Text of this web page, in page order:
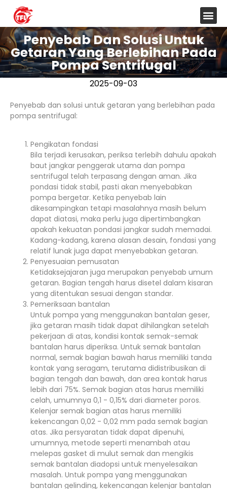
Penyebab Dan Solusi Untuk
Getaran Yang Berlebihan Pada
Pompa Sentrifugal
2025-09-03
Penyebab dan solusi untuk getaran yang berlebihan pada
pompa sentrifugal:
Pengikatan fondasi
Bila terjadi kerusakan, periksa terlebih dahulu apakah
baut jangkar penggerak utama dan pompa
sentrifugal telah terpasang dengan aman. Jika
pondasi tidak stabil, pasti akan menyebabkan
pompa bergetar. Ketika penyebab lain
dikesampingkan tetapi masalahnya masih belum
dapat diatasi, maka perlu juga dipertimbangkan
apakah kekuatan pondasi jangkar sudah memadai.
Kadang-kadang, karena alasan desain, fondasi yang
relatif lunak juga dapat menyebabkan getaran.
Penyesuaian pemusatan
Ketidaksejajaran juga merupakan penyebab umum
getaran. Bagian tengah harus disetel dalam kisaran
yang ditentukan sesuai dengan standar.
Pemeriksaan bantalan
Untuk pompa yang menggunakan bantalan geser,
jika getaran masih tidak dapat dihilangkan setelah
pekerjaan di atas, kondisi kontak semak-semak
bantalan harus diperiksa. Untuk semak bantalan
normal, semak bagian bawah harus memiliki tanda
kontak yang seragam, terutama didistribusikan di
bagian tengah dan bawah, dan area kontak harus
lebih dari 75%. Semak bagian atas harus memiliki
celah, umumnya 0,1 - 0,15% dari diameter poros.
Kelenjar semak bagian atas harus memiliki
kekencangan 0,02 - 0,02 mm pada semak bagian
atas. Jika persyaratan tidak dapat dipenuhi,
umumnya, metode seperti menambah atau
melepas gasket di mulut semak dan mengikis
semak bantalan diadopsi untuk menyelesaikan
masalah. Untuk pompa yang menggunakan
bantalan gelinding, kekencangan kelenjar bantalan